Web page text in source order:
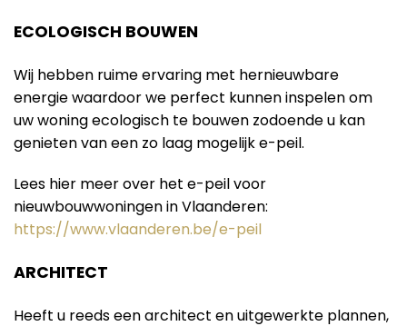
ECOLOGISCH BOUWEN
Wij hebben ruime ervaring met hernieuwbare
energie waardoor we perfect kunnen inspelen om
uw woning ecologisch te bouwen zodoende u kan
genieten van een zo laag mogelijk e-peil.
Lees hier meer over het e-peil voor
nieuwbouwwoningen in Vlaanderen:
https://www.vlaanderen.be/e-peil
ARCHITECT
Heeft u reeds een architect en uitgewerkte plannen,